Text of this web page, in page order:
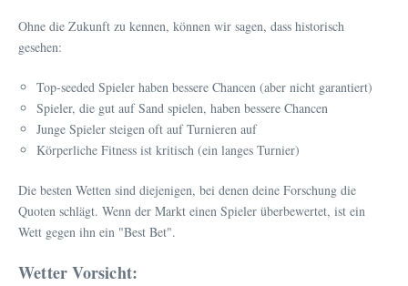
Ohne die Zukunft zu kennen, können wir sagen, dass historisch
gesehen:
Top-seeded Spieler haben bessere Chancen (aber nicht garantiert)
Spieler, die gut auf Sand spielen, haben bessere Chancen
Junge Spieler steigen oft auf Turnieren auf
Körperliche Fitness ist kritisch (ein langes Turnier)
Die besten Wetten sind diejenigen, bei denen deine Forschung die
Quoten schlägt. Wenn der Markt einen Spieler überbewertet, ist ein
Wett gegen ihn ein "Best Bet".
Wetter Vorsicht: